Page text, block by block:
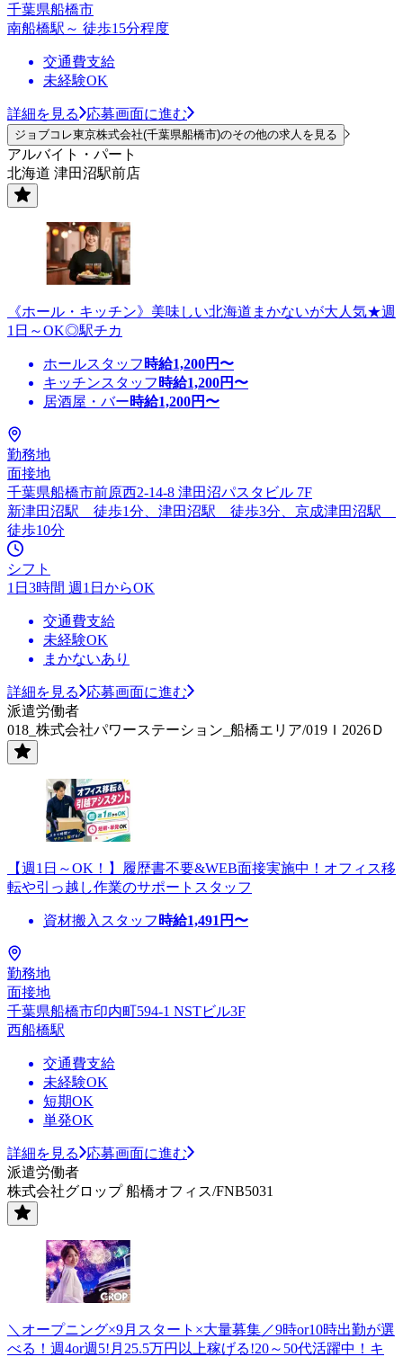
千葉県船橋市
南船橋駅～ 徒歩15分程度
交通費支給
未経験OK
詳細を見る 応募画面に進む
ジョブコレ東京株式会社(千葉県船橋市)のその他の求人を見る
アルバイト・パート
北海道 津田沼駅前店
《ホール・キッチン》美味しい北海道まかないが大人気★週
1日～OK◎駅チカ
ホールスタッフ 時給1,200円〜
キッチンスタッフ 時給1,200円〜
居酒屋・バー時給1,200円〜
勤務地
面接地
千葉県船橋市前原西2-14-8 津田沼パスタビル 7F
新津田沼駅 徒歩1分、津田沼駅 徒歩3分、京成津田沼駅
徒歩10分
シフト
1日3時間 週1日からOK
交通費支給
未経験OK
まかないあり
詳細を見る
応募画面に進む
派遣労働者
018_株式会社パワーステーション_船橋エリア/019Ｉ2026Ｄ
【週1日～OK！】履歴書不要&WEB面接実施中！オフィス移
転や引っ越し作業のサポートスタッフ
資材搬入スタッフ 時給1,491 円〜
勤務地
面接地
千葉県船橋市印内町594-1 NSTビル3F
西船橋駅
交通費支給
未経験OK
短期OK
単発OK
詳細を見る
応募画面に進む
派遣労働者
株式会社グロップ 船橋オフィス/FNB5031
＼オープニング×9月スタート×大量募集／9時or10時出勤が選
べる！週4or週5!月25.5万円以上稼げる!20～50代活躍中！キ